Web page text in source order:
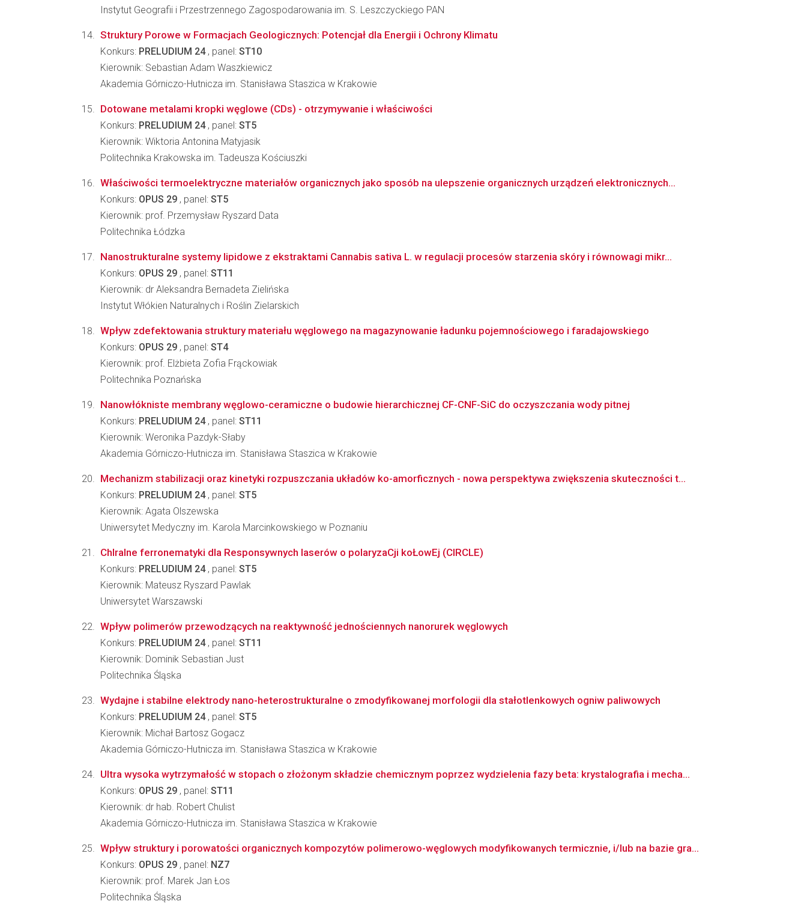
Instytut Geografii i Przestrzennego Zagospodarowania im. S. Leszczyckiego PAN
Struktury Porowe w Formacjach Geologicznych: Potencjał dla Energii i Ochrony Klimatu
Konkurs: PRELUDIUM 24, panel: ST10
Kierownik: Sebastian Adam Waszkiewicz
Akademia Górniczo-Hutnicza im. Stanisława Staszica w Krakowie
Dotowane metalami kropki węglowe (CDs) - otrzymywanie i właściwości
Konkurs: PRELUDIUM 24, panel: ST5
Kierownik: Wiktoria Antonina Matyjasik
Politechnika Krakowska im. Tadeusza Kościuszki
Właściwości termoelektryczne materiałów organicznych jako sposób na ulepszenie organicznych urządzeń elektronicznych...
Konkurs: OPUS 29 , panel: ST5
Kierownik: prof. Przemysław Ryszard Data
Politechnika Łódzka
Nanostrukturalne systemy lipidowe z ekstraktami Cannabis sativa L. w regulacji procesów starzenia skóry i równowagi mikr...
Konkurs: OPUS 29 , panel: ST11
Kierownik: dr Aleksandra Bernadeta Zielińska
Instytut Włókien Naturalnych i Roślin Zielarskich
Wpływ zdefektowania struktury materiału węglowego na magazynowanie ładunku pojemnościowego i faradajowskiego
Konkurs: OPUS 29 , panel: ST4
Kierownik: prof. Elżbieta Zofia Frąckowiak
Politechnika Poznańska
Nanowłókniste membrany węglowo-ceramiczne o budowie hierarchicznej CF-CNF-SiC do oczyszczania wody pitnej
Konkurs: PRELUDIUM 24, panel: ST11
Kierownik: Weronika Pazdyk-Słaby
Akademia Górniczo-Hutnicza im. Stanisława Staszica w Krakowie
Mechanizm stabilizacji oraz kinetyki rozpuszczania układów ko-amorficznych - nowa perspektywa zwiększenia skuteczności t...
Konkurs: PRELUDIUM 24, panel: ST5
Kierownik: Agata Olszewska
Uniwersytet Medyczny im. Karola Marcinkowskiego w Poznaniu
ChIralne ferronematyki dla Responsywnych laserów o polaryzaCji koŁowEj (CIRCLE)
Konkurs: PRELUDIUM 24, panel: ST5
Kierownik: Mateusz Ryszard Pawlak
Uniwersytet Warszawski
Wpływ polimerów przewodzących na reaktywność jednościennych nanorurek węglowych
Konkurs: PRELUDIUM 24, panel: ST11
Kierownik: Dominik Sebastian Just
Politechnika Śląska
Wydajne i stabilne elektrody nano-heterostrukturalne o zmodyfikowanej morfologii dla stałotlenkowych ogniw paliwowych
Konkurs: PRELUDIUM 24, panel: ST5
Kierownik: Michał Bartosz Gogacz
Akademia Górniczo-Hutnicza im. Stanisława Staszica w Krakowie
Ultra wysoka wytrzymałość w stopach o złożonym składzie chemicznym poprzez wydzielenia fazy beta: krystalografia i mecha...
Konkurs: OPUS 29 , panel: ST11
Kierownik: dr hab. Robert Chulist
Akademia Górniczo-Hutnicza im. Stanisława Staszica w Krakowie
Wpływ struktury i porowatości organicznych kompozytów polimerowo-węglowych modyfikowanych termicznie, i/lub na bazie gra...
Konkurs: OPUS 29 , panel: NZ7
Kierownik: prof. Marek Jan Łos
Politechnika Śląska